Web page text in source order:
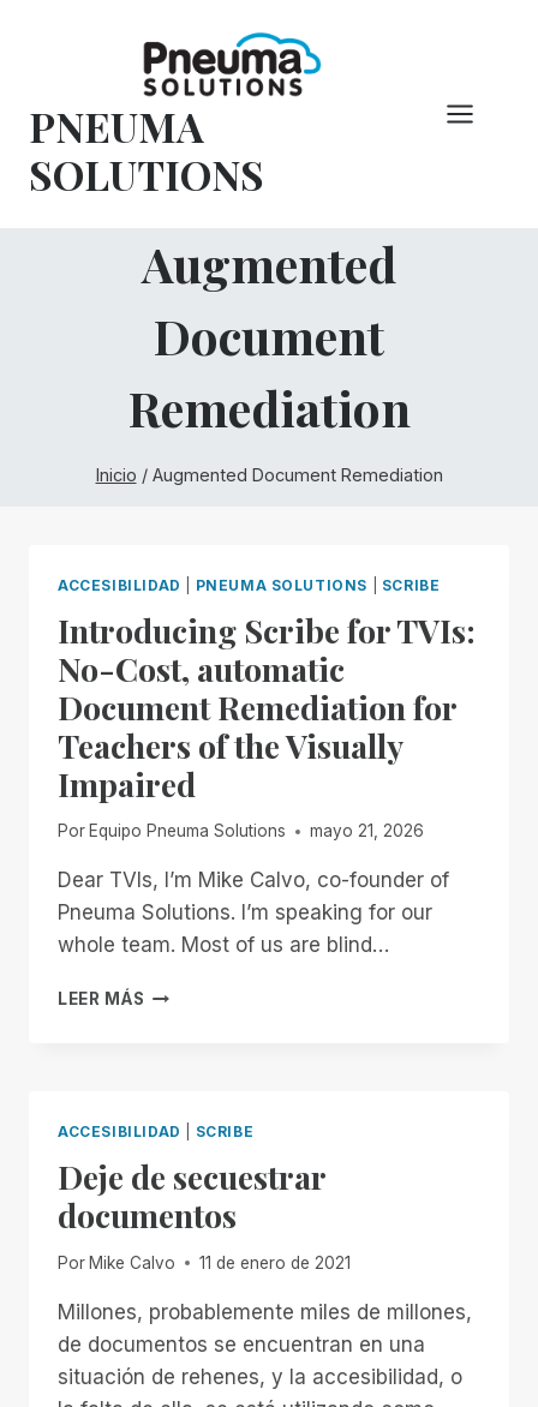
PNEUMA
SOLUTIONS
Augmented
Document
Remediation
Inicio / Augmented Document Remediation
ACCESIBILIDAD PNEUMA SOLUTIONS SCRIBE
Introducing Scribe for TVIs:
No-Cost, automatic
Document Remediation for
Teachers of the Visually
Impaired
Por Equipo Pneuma Solutions mayo 21, 2026
Dear TVIs, I’m Mike Calvo, co-founder of
Pneuma Solutions. I’m speaking for our
whole team. Most of us are blind…
LEER MÁS INTRODUCING
COST,
AUTOMATIC
DOCUMENT
REMEDIATION
FOR
OF
VISUALLY
IMPAIRED
ACCESIBILIDAD SCRIBE
Deje de secuestrar
documentos
Por Mike Calvo 11 de enero de 2021
Millones, probablemente miles de millones,
de documentos se encuentran en una
situación de rehenes, y la accesibilidad, o